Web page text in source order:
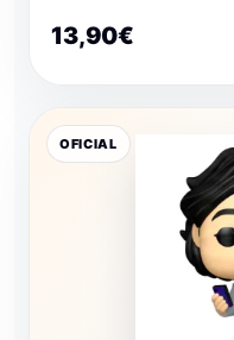
13,90€
OFICIAL